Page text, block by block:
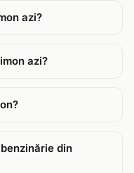
azi?
azi?
din